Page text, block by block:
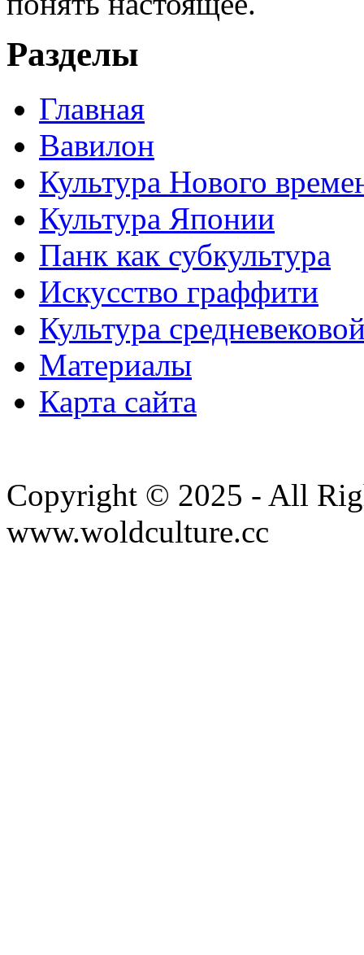
Разделы
Главная
Вавилон
Культура Нового
Культура Японии
Панк как субкультура
Искусство граффити
Культура
Материалы
Карта сайта
Copyright © 2025 - All
www.woldculture.cc